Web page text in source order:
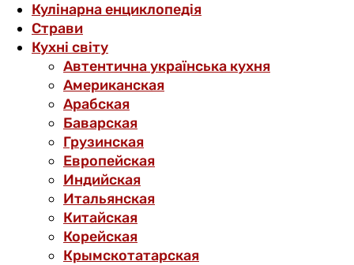
Кулінарна енциклопедія
Страви
Кухні світу
Автентична українська кухня
Американская
Арабская
Баварская
Грузинская
Европейская
Индийская
Итальянская
Китайская
Корейская
Крымскотатарская